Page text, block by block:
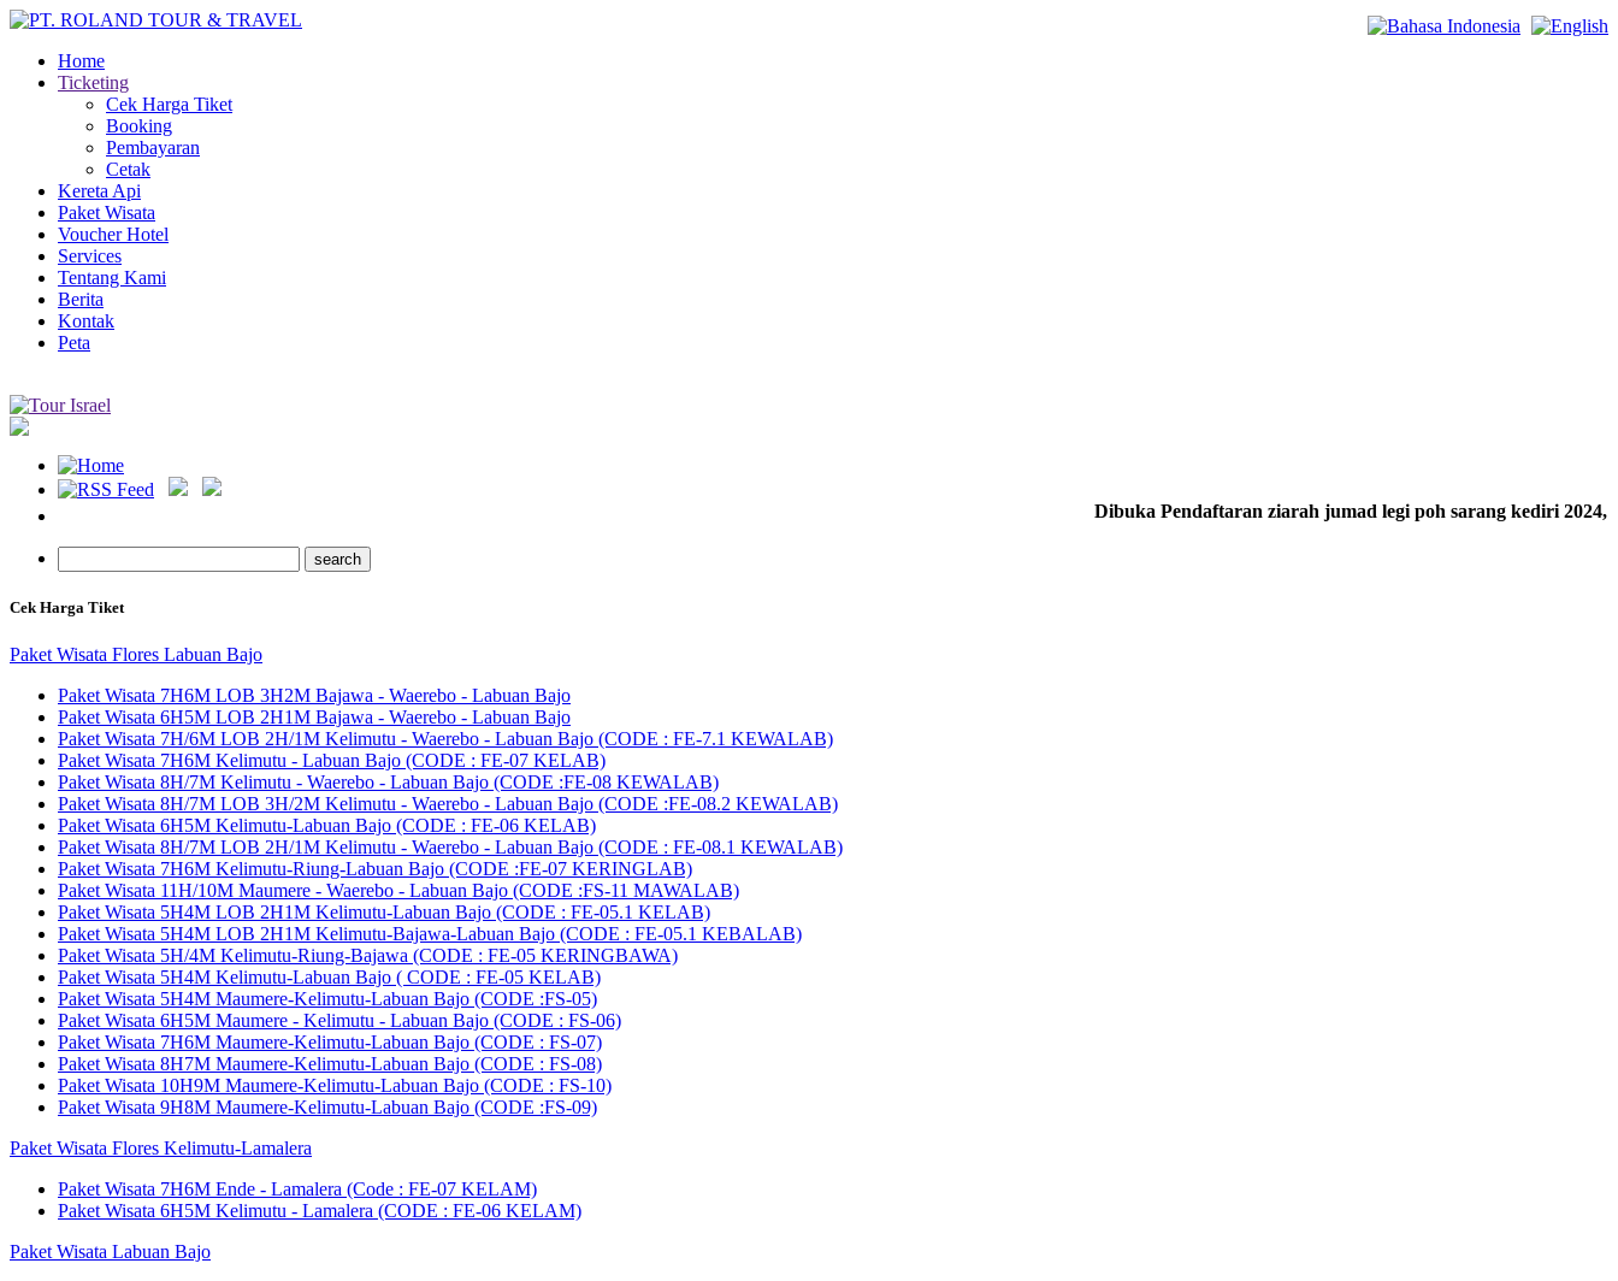
Home
Ticketing
Cek Harga Tiket
Booking
Pembayaran
Cetak
Kereta Api
Paket Wisata
Voucher Hotel
Services
Tentang Kami
Berita
Kontak
Peta
Dibuka Pendaftaran ziarah jumad legi poh sarang kediri 2024,
Cek Harga Tiket
Paket Wisata Flores Labuan Bajo
Paket Wisata 7H6M LOB 3H2M Bajawa - Waerebo - Labuan Bajo
Paket Wisata 6H5M LOB 2H1M Bajawa - Waerebo - Labuan Bajo
Paket Wisata 7H/6M LOB 2H/1M Kelimutu - Waerebo - Labuan Bajo (CODE : FE-7.1 KEWALAB)
Paket Wisata 7H6M Kelimutu - Labuan Bajo (CODE : FE-07 KELAB)
Paket Wisata 8H/7M Kelimutu - Waerebo - Labuan Bajo (CODE :FE-08 KEWALAB)
Paket Wisata 8H/7M LOB 3H/2M Kelimutu - Waerebo - Labuan Bajo (CODE :FE-08.2 KEWALAB)
Paket Wisata 6H5M Kelimutu-Labuan Bajo (CODE : FE-06 KELAB)
Paket Wisata 8H/7M LOB 2H/1M Kelimutu - Waerebo - Labuan Bajo (CODE : FE-08.1 KEWALAB)
Paket Wisata 7H6M Kelimutu-Riung-Labuan Bajo (CODE :FE-07 KERINGLAB)
Paket Wisata 11H/10M Maumere - Waerebo - Labuan Bajo (CODE :FS-11 MAWALAB)
Paket Wisata 5H4M LOB 2H1M Kelimutu-Labuan Bajo (CODE : FE-05.1 KELAB)
Paket Wisata 5H4M LOB 2H1M Kelimutu-Bajawa-Labuan Bajo (CODE : FE-05.1 KEBALAB)
Paket Wisata 5H/4M Kelimutu-Riung-Bajawa (CODE : FE-05 KERINGBAWA)
Paket Wisata 5H4M Kelimutu-Labuan Bajo ( CODE : FE-05 KELAB)
Paket Wisata 5H4M Maumere-Kelimutu-Labuan Bajo (CODE :FS-05)
Paket Wisata 6H5M Maumere - Kelimutu - Labuan Bajo (CODE : FS-06)
Paket Wisata 7H6M Maumere-Kelimutu-Labuan Bajo (CODE : FS-07)
Paket Wisata 8H7M Maumere-Kelimutu-Labuan Bajo (CODE : FS-08)
Paket Wisata 10H9M Maumere-Kelimutu-Labuan Bajo (CODE : FS-10)
Paket Wisata 9H8M Maumere-Kelimutu-Labuan Bajo (CODE :FS-09)
Paket Wisata Flores Kelimutu-Lamalera
Paket Wisata 7H6M Ende - Lamalera (Code : FE-07 KELAM)
Paket Wisata 6H5M Kelimutu - Lamalera (CODE : FE-06 KELAM)
Paket Wisata Labuan Bajo